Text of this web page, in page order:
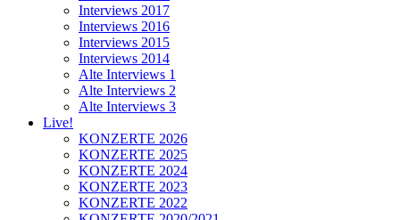
Interviews 2017
Interviews 2016
Interviews 2015
Interviews 2014
Alte Interviews 1
Alte Interviews 2
Alte Interviews 3
Live!
KONZERTE 2026
KONZERTE 2025
KONZERTE 2024
KONZERTE 2023
KONZERTE 2022